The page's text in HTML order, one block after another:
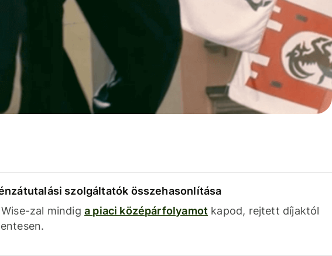
szolgáltatók összehasonlítása
Wise-zal mindig a piaci középárfolyamot kapod, rejtett díjaktól